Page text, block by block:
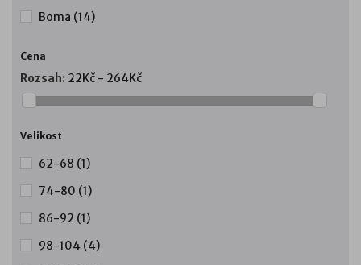
Boma (14)
Cena
Rozsah: 22Kč - 264Kč
Velikost
62-68 (1)
74-80 (1)
86-92 (1)
98-104 (4)